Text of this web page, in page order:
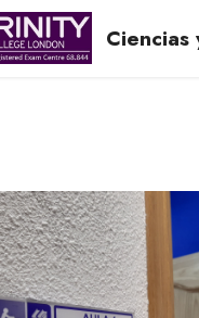
Ciencias